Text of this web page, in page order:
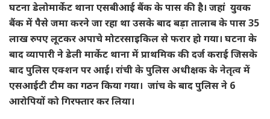
घटना डेलोमार्केट थाना एसबीआई बैंक के पास की है। जहां युवक
बैंक में पैसे जमा करने जा रहा था उसके बाद बड़ा तालाब के पास 35
लाख रुपए लूटकर अपाचे मोटरसाइकिल से फरार हो गया। घटना के
बाद व्यापारी ने डेली मार्केट थाना में प्राथमिक की दर्ज कराई जिसके
बाद पुलिस एक्शन पर आई। रांची के पुलिस अधीक्षक के नेतृत्व में
एसआईटी टीम का गठन किया गया। जांच के बाद पुलिस ने 6
आरोपियों को गिरफ्तार कर लिया।